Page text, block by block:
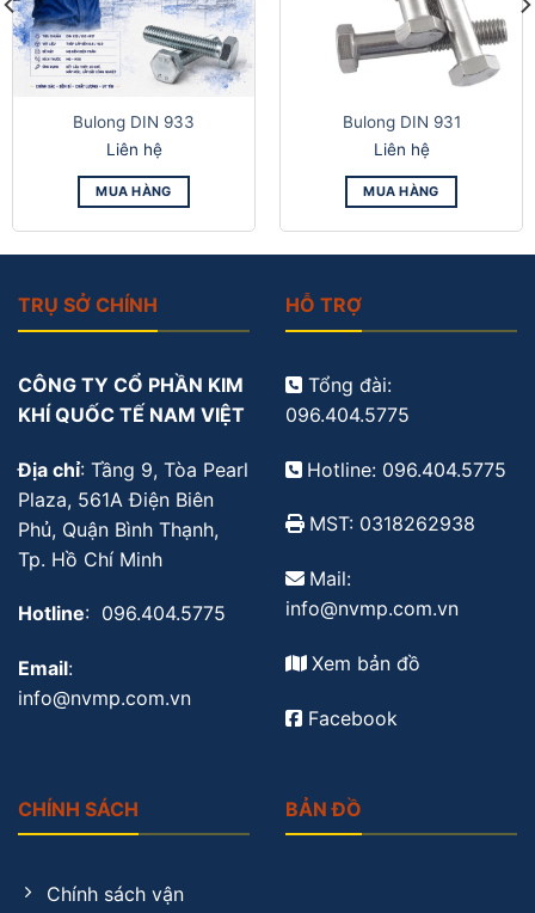
Bulong DIN 933
Liên hệ
MUA HÀNG
Bulong DIN 931
Liên hệ
MUA HÀNG
TRỤ SỞ CHÍNH
CÔNG TY CỔ PHẦN KIM
KHÍ QUỐC TẾ NAM VIỆT
Địa chỉ: Tầng 9, Tòa Pearl
Plaza, 561A Điện Biên
Phủ, Quận Bình Thạnh,
Tp. Hồ Chí Minh
Hotline: 096.404.5775
Email:
info@nvmp.com.vn
HỖ TRỢ
Tổng đài:
096.404.5775
Hotline: 096.404.5775
MST: 0318262938
Mail:
info@nvmp.com.vn
Xem bản đồ
Facebook
CHÍNH SÁCH
Chính sách vận
BẢN ĐỒ